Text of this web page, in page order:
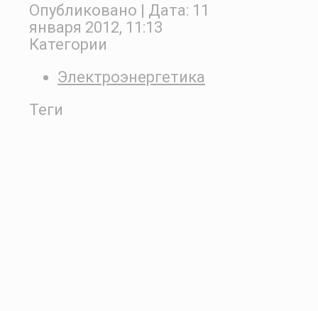
Опубликовано | Дата: 11
января 2012, 11:13
Категории
Электроэнергетика
Теги